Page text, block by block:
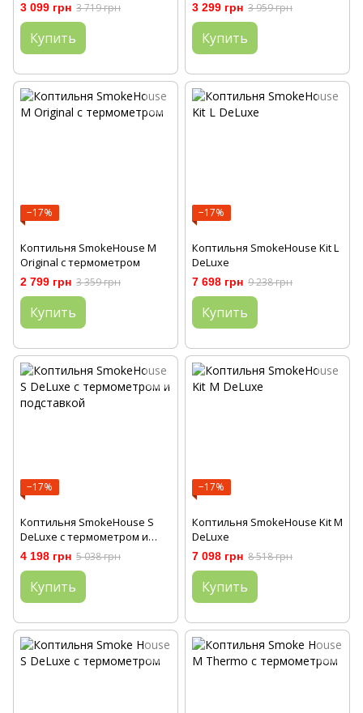
3 099 грн 3 719 грн
Купить
3 299 грн 3 959 грн
Купить
−17%
Коптильня SmokeHouse M
Original с термометром
2 799 грн 3 359 грн
Купить
−17%
Коптильня SmokeHouse Kit L
DeLuxe
7 698 грн 9 238 грн
Купить
−17%
Коптильня SmokeHouse S
DeLuxe с термометром и
подставкой
4 198 грн 5 038 грн
Купить
−17%
Коптильня SmokeHouse Kit M
DeLuxe
7 098 грн 8 518 грн
Купить